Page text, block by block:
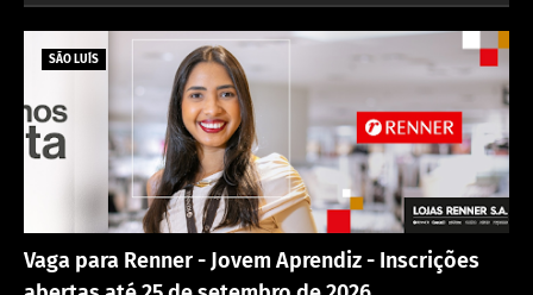
SÃO LUÍS
Vaga para Renner - Jovem Aprendiz - Inscrições